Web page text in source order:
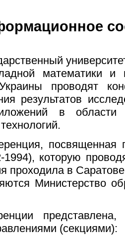
математики и
проводят
результатов
в
1994), которую
проходила в
Министерство
(секциями):